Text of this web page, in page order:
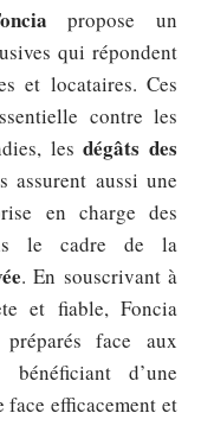
propose un
qui répondent
et locataires. Ces
contre les
lesdégâts des
aussi une
en charge des
le cadre de la
. En souscrivant à
et fiable, Foncia
face aux
d’une
efficacement et